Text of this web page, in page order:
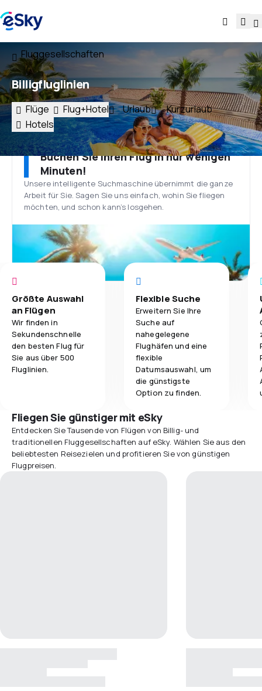
Fluggesellschaften
Billigfluglinien
Flüge Flug+Hotel Urlaub
Kurzurlaub
Hotels
Buchen Sie Ihren Flug in nur wenigen
Minuten!
Unsere intelligente Suchmaschine übernimmt die ganze
Arbeit für Sie. Sagen Sie uns einfach, wohin Sie fliegen
möchten, und schon kann’s losgehen.
Größte Auswahl
an Flügen
Wir finden in
Sekundenschnelle
den besten Flug für
Sie aus über 500
Fluglinien.
Flexible Suche
Erweitern Sie Ihre
Suche auf
nahegelegene
Flughäfen und eine
flexible
Datumsauswahl, um
die günstigste
Option zu finden.
Fliegen Sie günstiger mit eSky
Entdecken Sie Tausende von Flügen von Billig- und
traditionellen Fluggesellschaften auf eSky. Wählen Sie aus den
beliebtesten Reisezielen und profitieren Sie von günstigen
Flugpreisen.